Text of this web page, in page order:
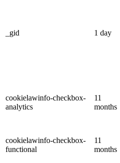
_gid 1 day
cookielawinfo-checkbox-
analytics
11
months
cookielawinfo-checkbox-
functional
11
months